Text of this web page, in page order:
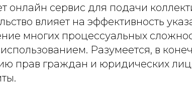
онлайн сервис для подачи
влияет на эффективность
многих процессуальных
Разумеется, в
прав граждан и юридических